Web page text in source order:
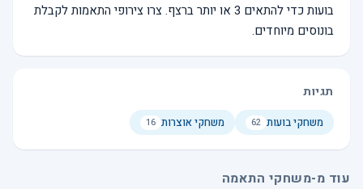
בועות כדי להתאים 3 או יותר ברצף. צרו צירופי התאמות לקבלת
בונוסים מיוחדים.
תגיות
משחקי בועות 62 משחקי אוצרות 16
עוד מ-משחקי התאמה